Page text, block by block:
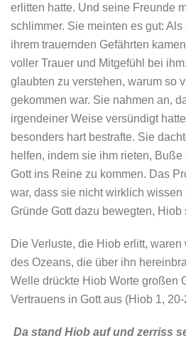
erlitten hatte. Und seine Freunde
schlimmer. Sie meinten es gut:
ihrem trauernden Gefährten
voller Trauer und Mitgefühl bei
glaubten zu verstehen, warum so
gekommen war. Sie nahmen an,
irgendeiner Weise versündigt
besonders hart bestrafte. Sie
helfen, indem sie ihm rieten,
Gott ins Reine zu kommen. Das
war, dass sie nicht wirklich wissen
Gründe Gott dazu bewegten,
Die Verluste, die Hiob erlitt,
des Ozeans, die über ihn
Welle drückte Hiob Worte großen
Vertrauens in Gott aus (Hiob 1, 20-
Da stand Hiob auf und zerriss